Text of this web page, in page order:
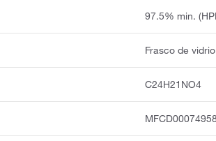
97.5% min.
Frasco de vidrio
C24H21NO4